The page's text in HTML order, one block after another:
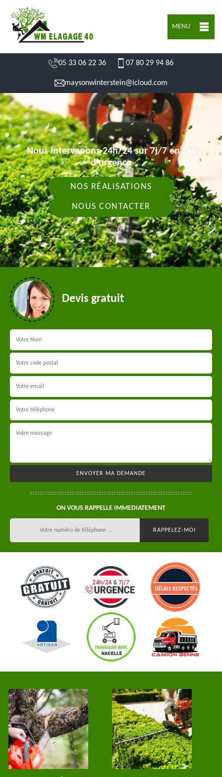
MENU
05 33 06 22 36 07 80 29 94 86
maysonwinterstein@icloud.com
Nous intervenons 24h/24 sur 7j/7 en cas
d'urgence
NOS RÉALISATIONS
NOUS CONTACTER
Devis gratuit
ON VOUS RAPPELLE IMMEDIATEMENT